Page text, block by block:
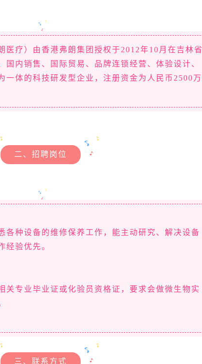
医疗）由香港弗朗集团授权于2012年10月在吉林省
国内销售、国际贸易、品牌连锁经营、体验设计、
一体的科技研发型企业，注册资金为人民币2500万
二、招聘岗位
各种设备的维修保养工作，能主动研究、解决设备
经验优先。
关专业毕业证或化验员资格证，要求会做微生物实
三、联系方式